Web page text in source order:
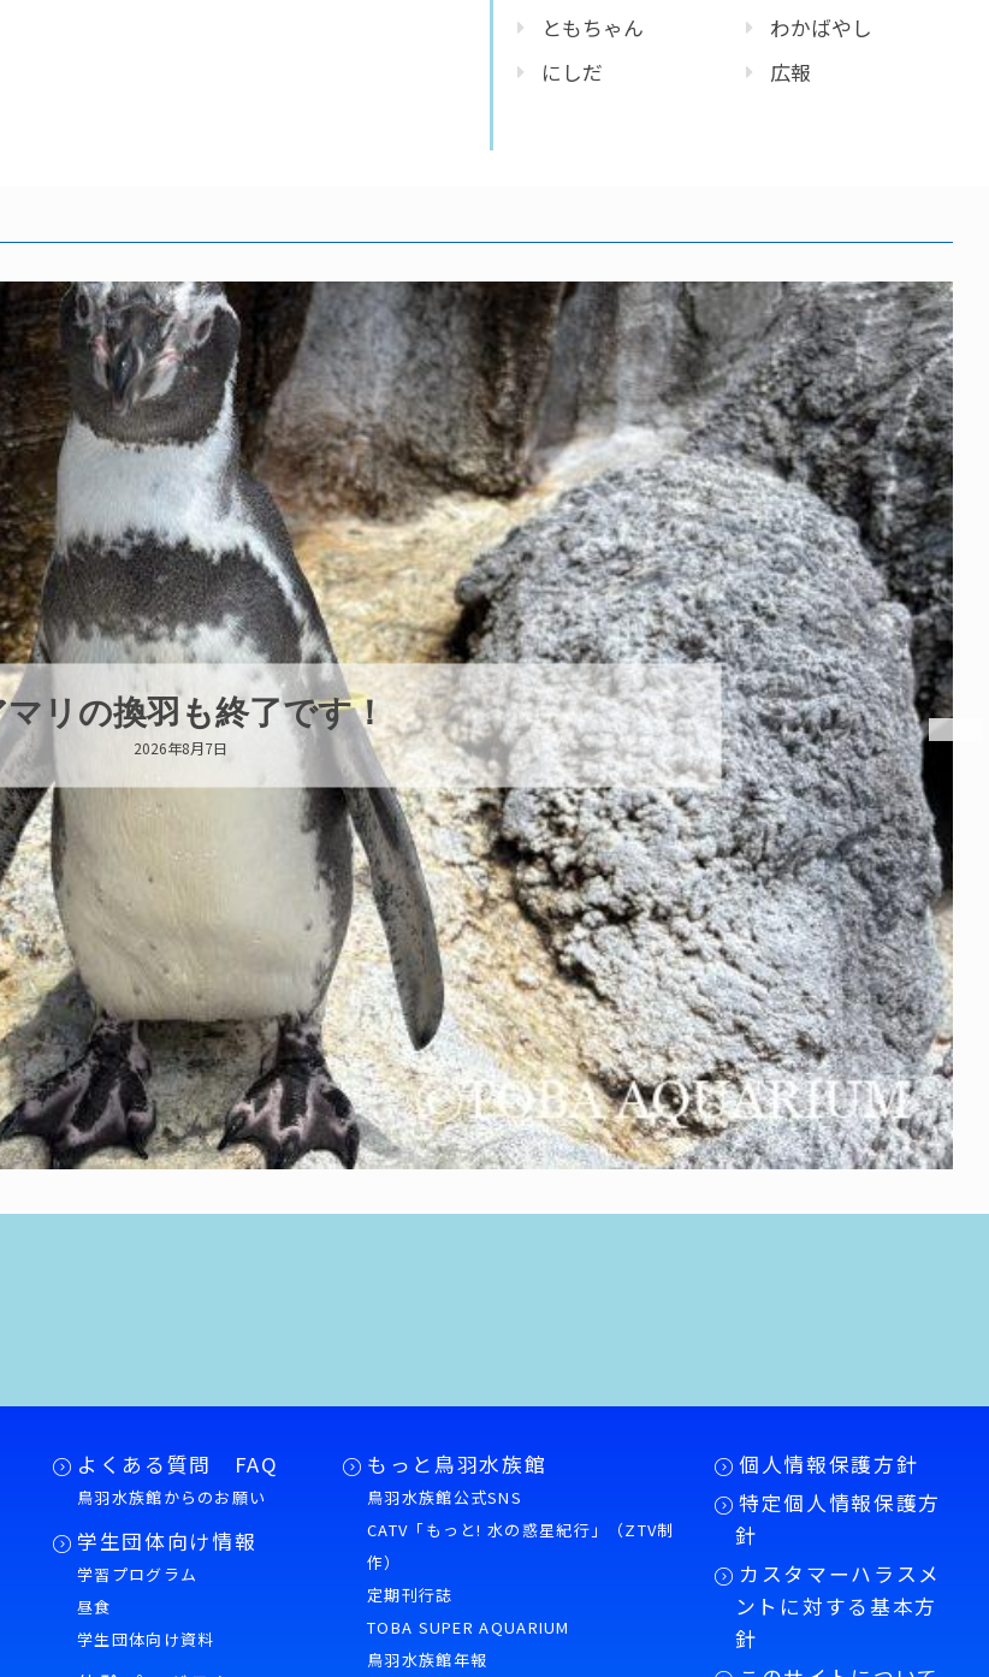
ともちゃん
にしだ
わかばやし
広報
トビウオ幼魚展示中！
2026年8月6日
よくある質問 FAQ
鳥羽水族館からのお願い
学生団体向け情報
学習プログラム
昼食
学生団体向け資料
もっと鳥羽水族館
鳥羽水族館公式SNS
CATV「もっと! 水の惑星紀行」（ZTV制
作）
定期刊行誌
TOBA SUPER AQUARIUM
鳥羽水族館年報
個人情報保護方針
特定個人情報保護方
針
カスタマーハラスメ
ントに対する基本方
針